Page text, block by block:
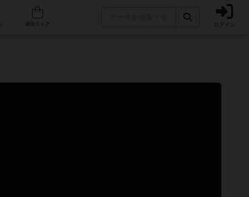
人気ボードゲーム ログイン